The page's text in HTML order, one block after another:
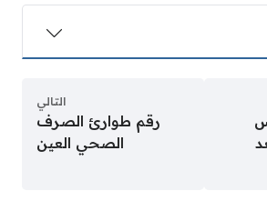
التالي
رقم طوارئ الصرف
الصحي العين